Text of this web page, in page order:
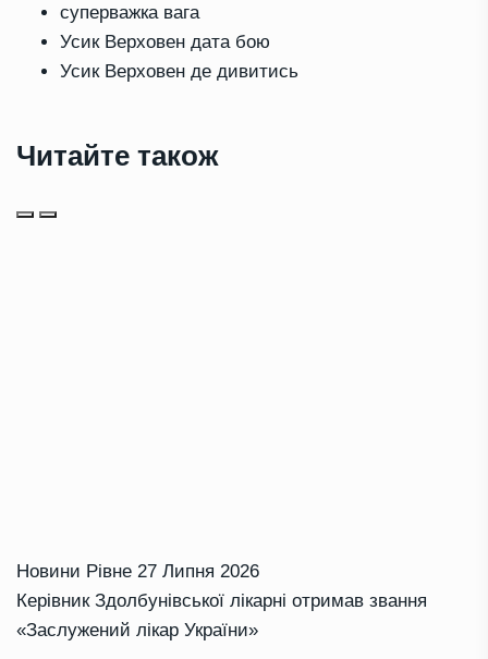
суперважка вага
Усик Верховен дата бою
Усик Верховен де дивитись
Читайте також
Новини Рівне 27 Липня 2026
Керівник Здолбунівської лікарні отримав звання
«Заслужений лікар України»